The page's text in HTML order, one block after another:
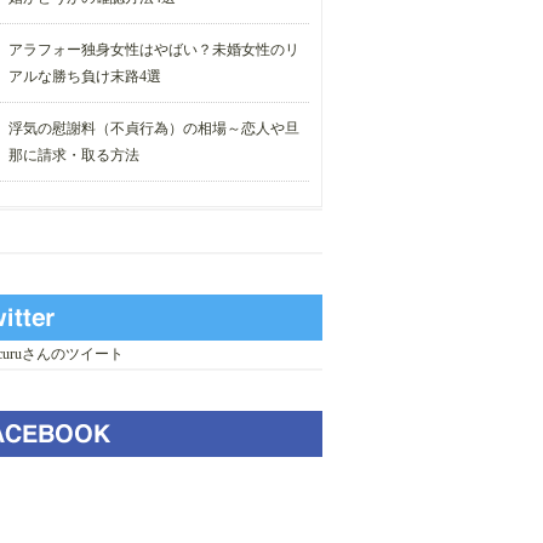
アラフォー独身女性はやばい？未婚女性のリ
アルな勝ち負け末路4選
浮気の慰謝料（不貞行為）の相場～恋人や旦
那に請求・取る方法
さんのツイート